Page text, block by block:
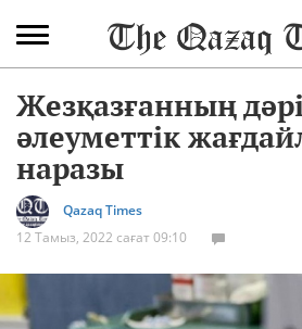
Жезқазғанның
әлеуметтік
наразы
Qazaq Times
12 Тамыз, 2022 сағат 09:10